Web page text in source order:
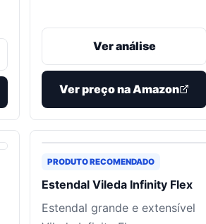
Ver análise
Ver preço na Amazon
PRODUTO RECOMENDADO
Estendal Vileda Infinity Flex
Estendal grande e extensível